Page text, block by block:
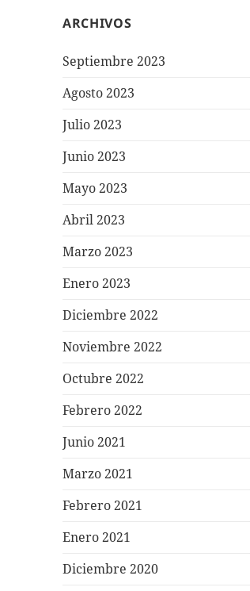
ARCHIVOS
Septiembre 2023
Agosto 2023
Julio 2023
Junio 2023
Mayo 2023
Abril 2023
Marzo 2023
Enero 2023
Diciembre 2022
Noviembre 2022
Octubre 2022
Febrero 2022
Junio 2021
Marzo 2021
Febrero 2021
Enero 2021
Diciembre 2020